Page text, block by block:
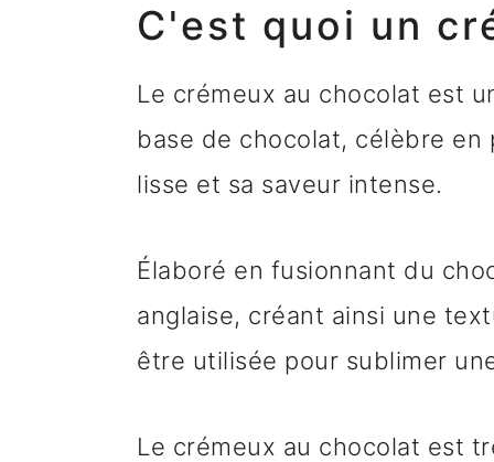
C'est quoi un
Le crémeux au chocolat est
base de chocolat, célèbre
lisse et sa saveur intense.
Élaboré en fusionnant du
anglaise, créant ainsi une
être utilisée pour sublimer
Le crémeux au chocolat est